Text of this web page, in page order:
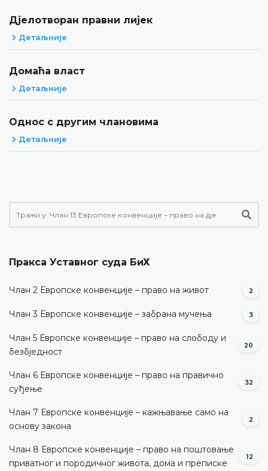
Дјелотворан правни лијек
Детаљније
Домаћа власт
Детаљније
Однос с другим члановима
Детаљније
Пракса Уставног суда БиХ
Члан 2 Европске конвенције – право на живот 2
Члан 3 Европске конвенције – забрана мучења 3
Члан 5 Европске конвенције – право на слободу и
безбједност
20
Члан 6 Европске конвенције – право на правично
суђење
32
Члан 7 Европске конвенције – кажњавање само на
основу закона
2
Члан 8 Европске конвенције – право на поштовање
приватног и породичног живота, дома и преписке
12